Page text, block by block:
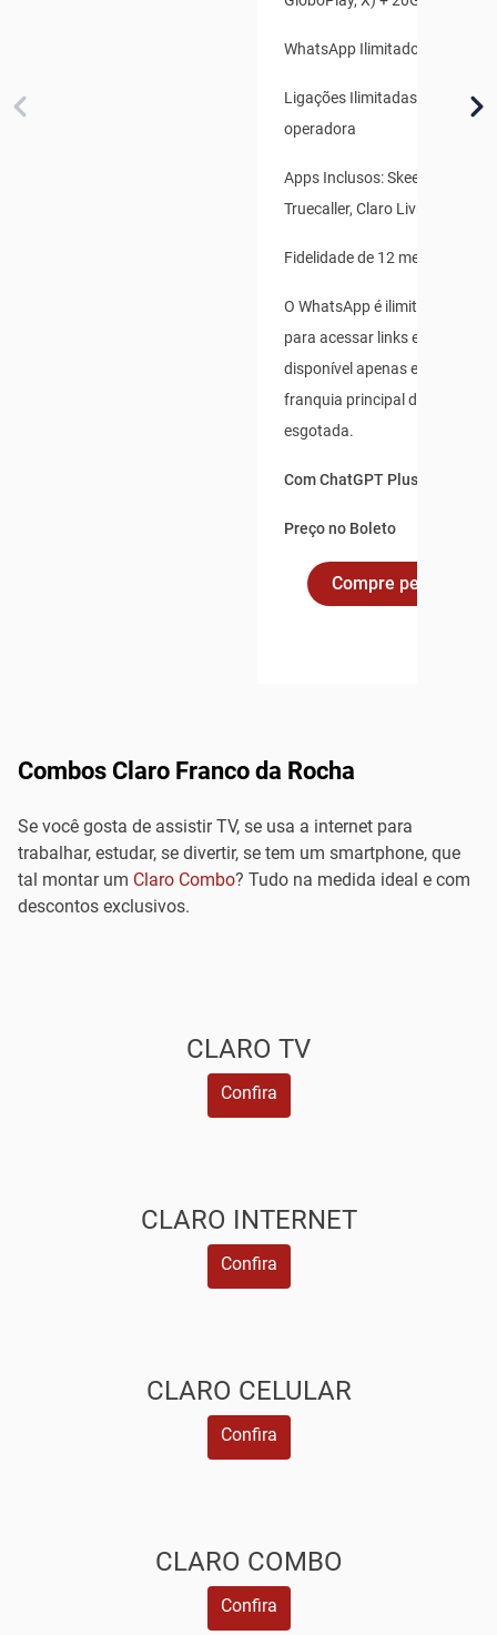
WhatsApp Ilimitado
Ligações Ilimitadas para
operadora
Apps Inclusos: Skeelo, Claro
Truecaller, Claro Livros
Fidelidade de 12 meses
O WhatsApp é ilimitado para
para acessar links externos, e
disponível apenas enquanto
franquia principal de dados
esgotada.
Com ChatGPT Plus incluso
Preço no Boleto
Compre pelo
Combos Claro Franco da Rocha
Se você gosta de assistir TV, se usa a internet para
trabalhar, estudar, se divertir, se tem um smartphone, que
tal montar um Claro Combo? Tudo na medida ideal e com
descontos exclusivos.
CLARO TV
Confira
CLARO INTERNET
Confira
CLARO CELULAR
Confira
CLARO COMBO
Confira